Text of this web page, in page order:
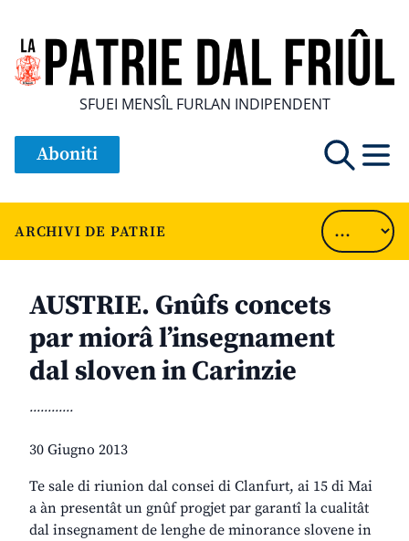
SFUEI MENSÎL FURLAN INDIPENDENT
Aboniti
ARCHIVI DE PATRIE
AUSTRIE. Gnûfs concets
par miorâ l’insegnament
dal sloven in Carinzie
............
30 Giugno 2013
Te sale di riunion dal consei di Clanfurt, ai 15 di Mai
a àn presentât un gnûf progjet par garantî la cualitât
dal insegnament de lenghe de minorance slovene in